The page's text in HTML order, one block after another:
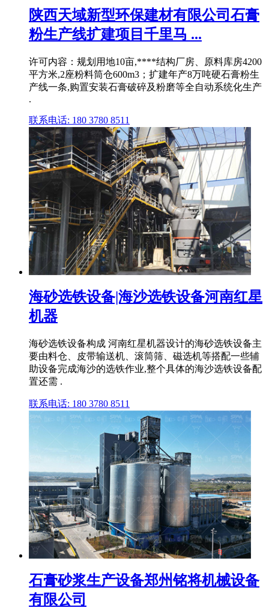
陕西天域新型环保建材有限公司石膏
粉生产线扩建项目千里马 ...
许可内容：规划用地10亩,****结构厂房、原料库房4200
平方米,2座粉料筒仓600m3；扩建年产8万吨硬石膏粉生
产线一条,购置安装石膏破碎及粉磨等全自动系统化生产
.
联系电话: 180 3780 8511
海砂选铁设备|海沙选铁设备河南红星
机器
海砂选铁设备构成 河南红星机器设计的海砂选铁设备主
要由料仓、皮带输送机、滚筒筛、磁选机等搭配一些辅
助设备完成海沙的选铁作业,整个具体的海沙选铁设备配
置还需 .
联系电话: 180 3780 8511
石膏砂浆生产设备郑州铭将机械设备
有限公司